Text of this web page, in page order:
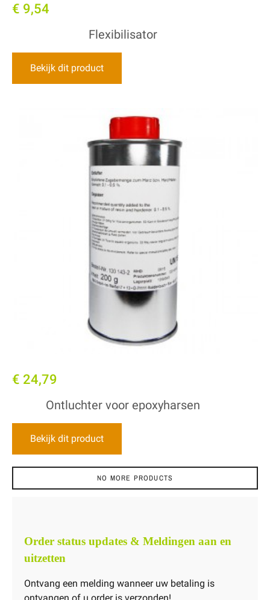
€ 9,54
Flexibilisator
Bekijk dit product
€ 24,79
Ontluchter voor epoxyharsen
Bekijk dit product
NO MORE PRODUCTS
Order status updates & Meldingen aan en
uitzetten
Ontvang een melding wanneer uw betaling is